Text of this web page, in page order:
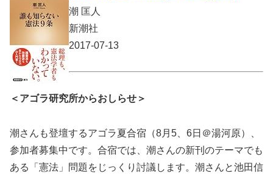
潮 匡人
新潮社
2017-07-13
＜アゴラ研究所からおしらせ＞
潮さんも登壇するアゴラ夏合宿（8月5、6日＠湯河原）、
参加者募集中です。合宿では、潮さんの新刊のテーマでも
ある「憲法」問題をじっくり討議します。潮さんと池田信